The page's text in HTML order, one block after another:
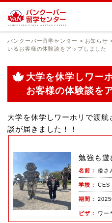
バンクーバー留学センター > お知らせ
いるお客様の体験談をアップしました
大学を休学しワー
お客様の体験談を
大学を休学しワーホリで渡
談が届きました！！
勉強も遊
名前 倭さ
学校 CES
期間 2025
ビザ ワー